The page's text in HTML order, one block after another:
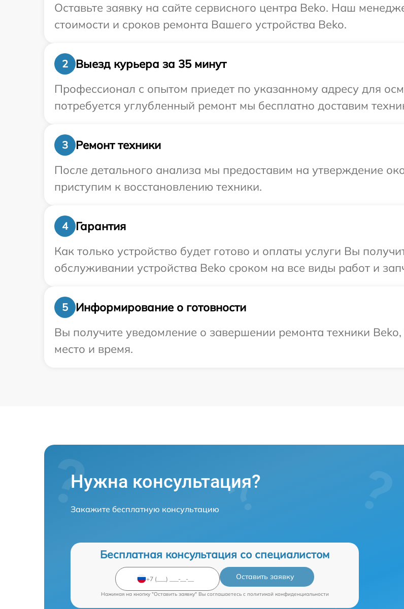
Оставьте заявку на сайте сервисного центра Beko. Наш
стоимости и сроков ремонта Вашего устройства Beko.
2
Выезд курьера за 35 минут
Профессионал с опытом приедет по указанному адресу для
потребуется углубленный ремонт мы бесплатно доставим
3
Ремонт техники
После детального анализа мы предоставим на утверждение
приступим к восстановлению техники.
4
Гарантия
Как только устройство будет готово и оплаты услуги Вы
обслуживании устройства Beko сроком на все виды работ и
5
Информирование о готовности
Вы получите уведомление о завершении ремонта техники
место и время.
Нужна консультация?
Закажите бесплатную консультацию
Бесплатная консультация со специалистом
Оставить заявку
Нажимая на кнопку "Оставить заявку" Вы соглашаетесь c политикой конфиденциальности